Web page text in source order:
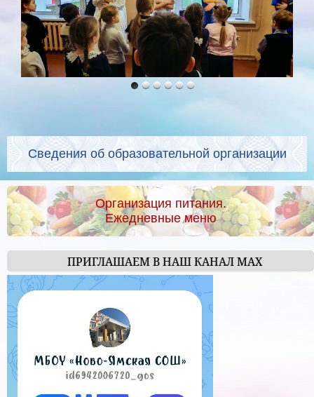
Сведения об образовательной организации
Организация питания.
Ежедневные меню
ПРИГЛАШАЕМ В НАШ КАНАЛ МАХ